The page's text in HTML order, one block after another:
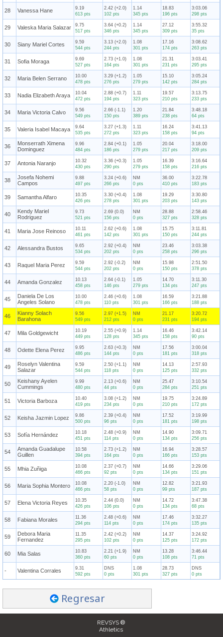
28 Vanessa Hane
9.19
613 pts
2.42 (+2.0)
102 pts
1.14
345 pts
18.83
196 pts
3:03.06
298 pts
29 Valeska Maria Salazar
9.75
517 pts
3.64 (+0.2)
346 pts
1.14
345 pts
27.12
309 pts
3:55.32
35 pts
30 Siany Mariel Cortes
9.59
544 pts
3.13 (+2.0)
244 pts
1.08
301 pts
17.16
174 pts
3:08.62
263 pts
31 Sofia Moraga
9.69
527 pts
2.73 (+1.0)
164 pts
1.08
301 pts
21.31
231 pts
3:03.41
295 pts
32 Maria Belen Serrano
10.00
478 pts
3.29 (+1.2)
276 pts
1.05
279 pts
15.10
142 pts
3:05.24
284 pts
33 Nadia Elizabeth Araya
10.04
472 pts
2.88 (+0.7)
194 pts
1.11
323 pts
19.57
210 pts
3:13.75
233 pts
34 Maria Victoria Calvo
9.56
549 pts
2.66 (-1.1)
150 pts
1.20
389 pts
21.84
238 pts
3:48.18
64 pts
35 Valeria Isabel Macaya
9.64
535 pts
3.27 (+1.3)
272 pts
1.11
323 pts
16.24
158 pts
3:41.13
94 pts
36
Monserrath Ximena
Dominguez
9.96
484 pts
2.84 (+0.1)
186 pts
1.05
279 pts
20.04
217 pts
3:18.00
209 pts
37 Antonia Naranjo
10.32
430 pts
3.36 (+0.3)
290 pts
1.05
279 pts
16.39
158 pts
3:16.64
216 pts
38
Josefa Nohemi
Campos
9.88
497 pts
3.24 (+0.6)
266 pts
NM
0 pts
36.00
410 pts
3:22.78
183 pts
39 Samantha Alfaro
10.35
426 pts
3.30 (+0.4)
278 pts
1.08
301 pts
19.29
203 pts
3:30.80
143 pts
40
Kendy Mariel
Rodriguez
9.73
521 pts
2.69 (0.0)
156 pts
NM
0 pts
28.88
327 pts
2:58.46
328 pts
41 Maria Jose Reinoso
10.11
461 pts
2.62 (+0.6)
142 pts
1.08
301 pts
15.75
150 pts
3:11.81
244 pts
42 Alessandra Bustos
9.65
534 pts
2.92 (+0.4)
202 pts
NM
0 pts
23.46
258 pts
3:03.38
296 pts
43 Raquel Maria Perez
9.59
544 pts
2.92 (-0.2)
202 pts
NM
0 pts
15.98
150 pts
2:51.50
378 pts
44 Amanda Gonzalez
10.13
458 pts
2.64 (-0.1)
146 pts
1.05
279 pts
14.70
134 pts
3:11.30
247 pts
45
Daniela De Los
Angeles Solano
10.00
478 pts
2.46 (+0.6)
110 pts
1.08
301 pts
16.59
166 pts
3:21.88
188 pts
46
Kianny Solach
Barahona
9.56
549 pts
2.97 (+1.5)
212 pts
NM
0 pts
21.17
231 pts
3:20.72
194 pts
47 Mila Goldgewicht
10.19
449 pts
2.55 (+0.9)
128 pts
1.14
345 pts
16.46
158 pts
3:42.14
90 pts
48 Odette Elena Perez
9.95
486 pts
2.63 (+0.3)
144 pts
NM
0 pts
17.56
181 pts
3:00.04
318 pts
49
Roselyn Valentina
Salazar
9.59
544 pts
2.50 (+1.1)
118 pts
NM
0 pts
14.13
125 pts
2:57.93
332 pts
50
Keishany Ayelen
Cummings
9.99
480 pts
2.13 (+0.6)
44 pts
NM
0 pts
25.47
284 pts
3:10.54
251 pts
51 Victoria Barboza
10.40
419 pts
3.08 (+1.2)
234 pts
NM
0 pts
19.75
210 pts
3:24.89
172 pts
52 Keisha Jazmin Lopez
9.86
500 pts
2.39 (+0.4)
96 pts
NM
0 pts
17.52
181 pts
3:19.99
198 pts
53 Sofía Hernández
10.18
451 pts
2.48 (+0.9)
114 pts
NM
0 pts
14.90
134 pts
3:09.71
256 pts
54
Amanda Guadalupe
Guillen
10.58
394 pts
2.73 (+1.2)
164 pts
NM
0 pts
16.94
166 pts
3:28.57
153 pts
55 Mhia Zuñiga
10.08
466 pts
2.37 (+0.7)
92 pts
NM
0 pts
14.66
134 pts
3:29.06
151 pts
56 Maria Sophia Montero
10.08
466 pts
2.20 (-1.0)
58 pts
NM
0 pts
12.82
99 pts
3:21.93
187 pts
57 Elena Victoria Reyes
10.35
426 pts
2.44 (0.0)
106 pts
NM
0 pts
14.72
134 pts
3:47.38
68 pts
58 Fabiana Morales
11.36
294 pts
2.48 (+0.6)
114 pts
NM
0 pts
17.46
174 pts
3:32.27
135 pts
59
Debora Maria
Fernandez
11.35
295 pts
2.42 (+0.2)
102 pts
NM
0 pts
14.37
125 pts
3:24.92
172 pts
60 Mia Salas
10.83
360 pts
2.21 (+1.9)
60 pts
NM
0 pts
13.28
108 pts
3:46.44
71 pts
- Valentina Corrales
9.31
592 pts
DNS
0 pts
1.08
301 pts
28.73
327 pts
DNS
0 pts
Regresar
REVSYS ®
Athletics